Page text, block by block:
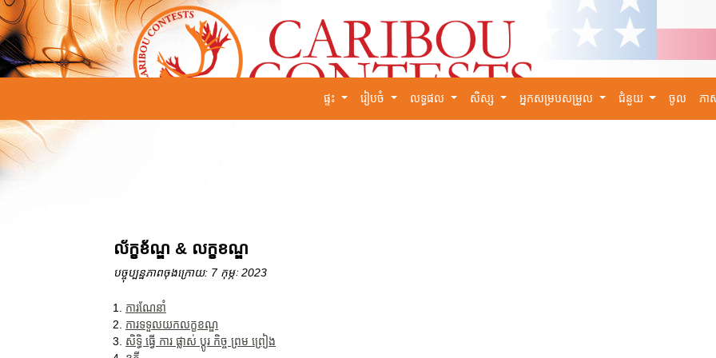
ផ្ទះ រៀបចំ លទ្ធផល សិស្ស អ្នកសម្របសម្រួល ជំនួយ ចូល ភា
ល័ក្ខខ័ណ្ឌ & លក្ខខណ្ឌ
បច្ចុប្បន្នភាពចុងក្រោយ: 7 កុម្ភៈ 2023
ការណែនាំ
ការទទួលយកលក្ខខណ្ឌ
សិទ្ធិ ធ្វើ ការ ផ្លាស់ ប្តូរ កិច្ច ព្រម ព្រៀង